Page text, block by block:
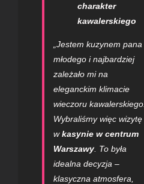
charakter
kawalerskiego
„Jestem kuzynem pana
młodego i najbardziej
zależało mi na
eleganckim klimacie
wieczoru kawalerskiego.
Wybraliśmy więc wizytę
wkasynie w centrum
Warszawy . To była
idealna decyzja –
klasyczna atmosfera,